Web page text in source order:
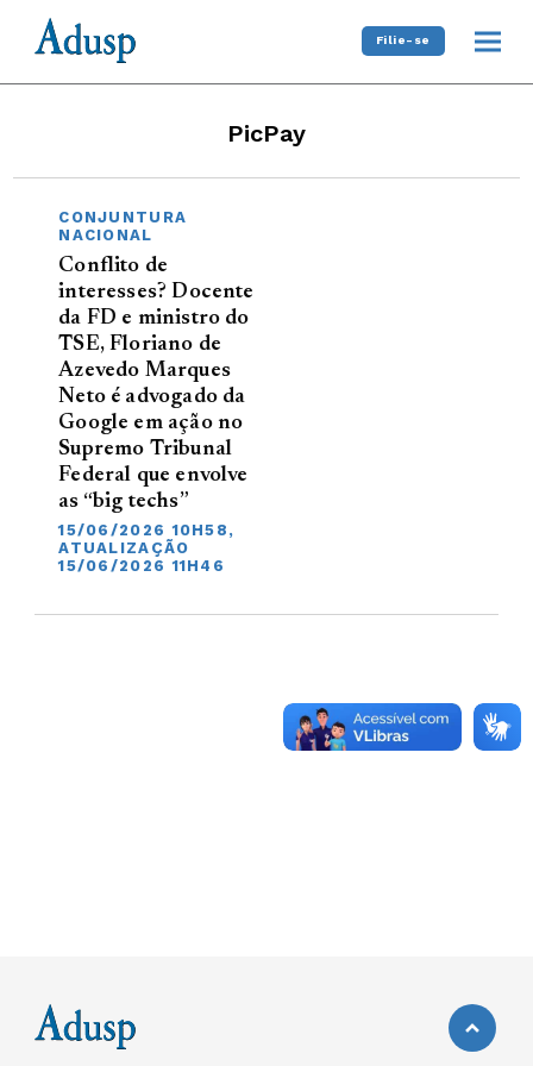
Filie-se
PicPay
CONJUNTURA
NACIONAL
Conflito de
interesses? Docente
da FD e ministro do
TSE, Floriano de
Azevedo Marques
Neto é advogado da
Google em ação no
Supremo Tribunal
Federal que envolve
as “big techs”
15/06/2026 10H58,
ATUALIZAÇÃO
15/06/2026 11H46